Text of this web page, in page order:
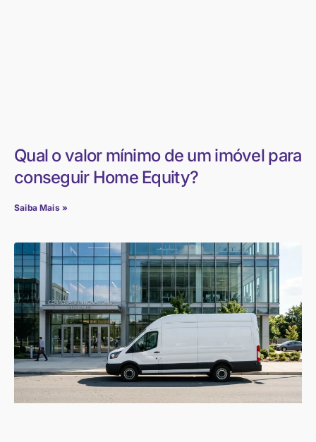
Qual o valor mínimo de um imóvel para
conseguir Home Equity?
Saiba Mais »